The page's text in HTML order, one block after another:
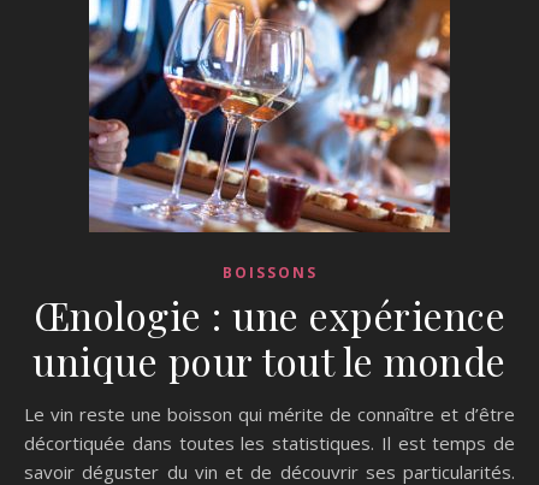
BOISSONS
Œnologie : une expérience
unique pour tout le monde
Le vin reste une boisson qui mérite de connaître et d’être
décortiquée dans toutes les statistiques. Il est temps de
savoir déguster du vin et de découvrir ses particularités.